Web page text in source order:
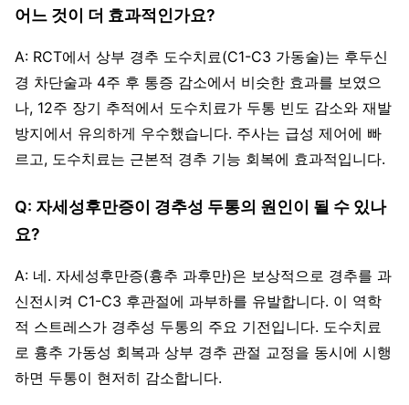
어느 것이 더 효과적인가요?
A: RCT에서 상부 경추 도수치료(C1-C3 가동술)는 후두신
경 차단술과 4주 후 통증 감소에서 비슷한 효과를 보였으
나, 12주 장기 추적에서 도수치료가 두통 빈도 감소와 재발
방지에서 유의하게 우수했습니다. 주사는 급성 제어에 빠
르고, 도수치료는 근본적 경추 기능 회복에 효과적입니다.
Q: 자세성후만증이 경추성 두통의 원인이 될 수 있나
요?
A: 네. 자세성후만증(흉추 과후만)은 보상적으로 경추를 과
신전시켜 C1-C3 후관절에 과부하를 유발합니다. 이 역학
적 스트레스가 경추성 두통의 주요 기전입니다. 도수치료
로 흉추 가동성 회복과 상부 경추 관절 교정을 동시에 시행
하면 두통이 현저히 감소합니다.